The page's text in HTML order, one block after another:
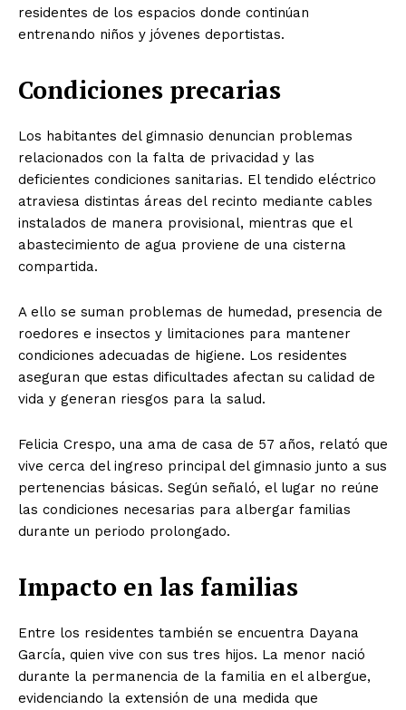
residentes de los espacios donde continúan
entrenando niños y jóvenes deportistas.
Condiciones precarias
Los habitantes del gimnasio denuncian problemas
relacionados con la falta de privacidad y las
deficientes condiciones sanitarias. El tendido eléctrico
atraviesa distintas áreas del recinto mediante cables
instalados de manera provisional, mientras que el
abastecimiento de agua proviene de una cisterna
compartida.
A ello se suman problemas de humedad, presencia de
roedores e insectos y limitaciones para mantener
condiciones adecuadas de higiene. Los residentes
aseguran que estas dificultades afectan su calidad de
vida y generan riesgos para la salud.
Felicia Crespo, una ama de casa de 57 años, relató que
vive cerca del ingreso principal del gimnasio junto a sus
pertenencias básicas. Según señaló, el lugar no reúne
las condiciones necesarias para albergar familias
durante un periodo prolongado.
Impacto en las familias
Entre los residentes también se encuentra Dayana
García, quien vive con sus tres hijos. La menor nació
durante la permanencia de la familia en el albergue,
evidenciando la extensión de una medida que